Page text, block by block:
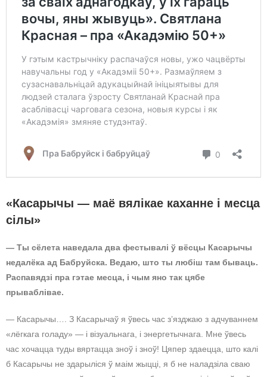
«Касарычы — маё вялікае каханне і месца
сілы»
— Ты сёлета наведала два фестывалі ў вёсцы Касарычы
недалёка ад Бабруйска. Ведаю, што ты любіш там бываць.
Распавядзі пра гэтае месца, і чым яно так цябе
прываблівае.
— Касарычы…. З Касарычаў я ўвесь час з’язджаю з адчуваннем
«лёгкага голаду» — і візуальнага, і энергетычнага. Мне ўвесь
час хочацца туды вяртацца зноў і зноў! Цяпер здаецца, што калі
б Касарычы не здарыліся ў маім жыцці, я б не наладзіла сваю